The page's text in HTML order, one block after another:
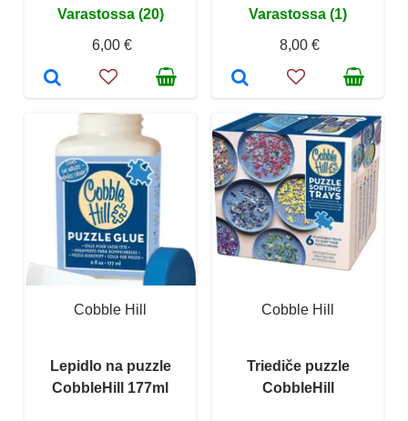
Varastossa (20)
6,00 €
Varastossa (1)
8,00 €
Cobble Hill
Lepidlo na puzzle
CobbleHill 177ml
Cobble Hill
Triediče puzzle
CobbleHill